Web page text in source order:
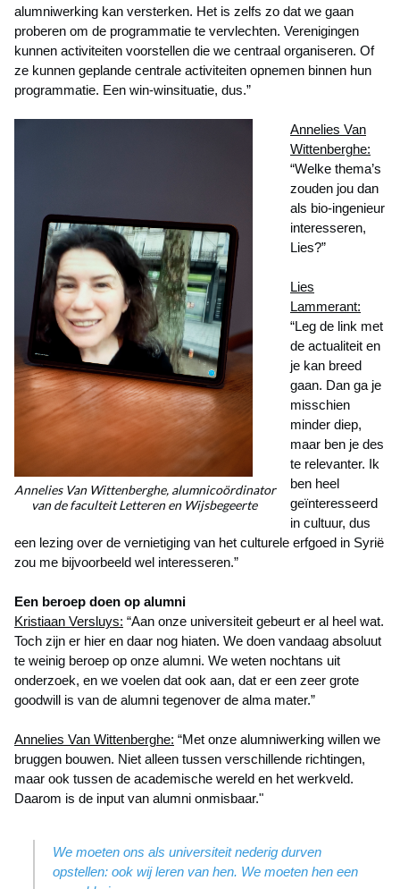
alumniwerking kan versterken. Het is zelfs zo dat we gaan
proberen om de programmatie te vervlechten. Verenigingen
kunnen activiteiten voorstellen die we centraal organiseren. Of
ze kunnen geplande centrale activiteiten opnemen binnen hun
programmatie. Een win-winsituatie, dus.”
Annelies Van Wittenberghe, alumnicoördinator
van de faculteit Letteren en Wijsbegeerte
Annelies Van
Wittenberghe:
“Welke thema’s
zouden jou dan
als bio-ingenieur
interesseren,
Lies?”
Lies
Lammerant:
“Leg de link met
de actualiteit en
je kan breed
gaan. Dan ga je
misschien
minder diep,
maar ben je des
te relevanter. Ik
ben heel
geïnteresseerd
in cultuur, dus
een lezing over de vernietiging van het culturele erfgoed in Syrië
zou me bijvoorbeeld wel interesseren.”
Een beroep doen op alumni
Kristiaan Versluys: “Aan onze universiteit gebeurt er al heel wat.
Toch zijn er hier en daar nog hiaten. We doen vandaag absoluut
te weinig beroep op onze alumni. We weten nochtans uit
onderzoek, en we voelen dat ook aan, dat er een zeer grote
goodwill is van de alumni tegenover de alma mater.”
Annelies Van Wittenberghe: “Met onze alumniwerking willen we
bruggen bouwen. Niet alleen tussen verschillende richtingen,
maar ook tussen de academische wereld en het werkveld.
Daarom is de input van alumni onmisbaar."
We moeten ons als universiteit nederig durven
opstellen: ook wij leren van hen. We moeten hen een